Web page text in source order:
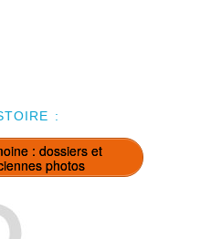
:
: dossiers et
photos